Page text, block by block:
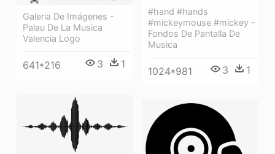
#hand #hands
#mickeymouse #mickey -
Fondos De Pantalla De
Musica
1024*981 3 1
Galeria De Imágenes -
Palau De La Musica
Valencia Logo
641*216 3 1